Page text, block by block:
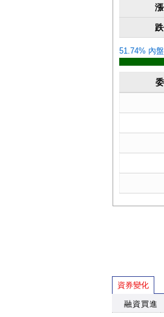
資券變化
融資買進